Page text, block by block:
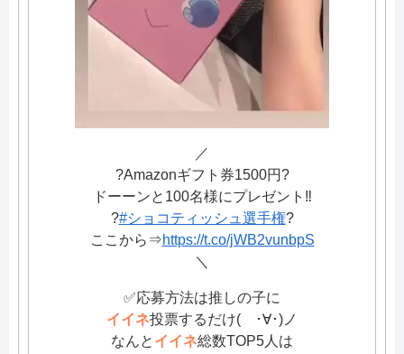
／
?Amazonギフト券1500円?
ドーーンと100名様にプレゼント‼️
?#ショコティッシュ選手権?
ここから⇒https://t.co/jWB2vunbpS
＼
✅応募方法は推しの子に
イイネ投票するだけ( ･∀･)ノ
なんと イイネ総数TOP5人は